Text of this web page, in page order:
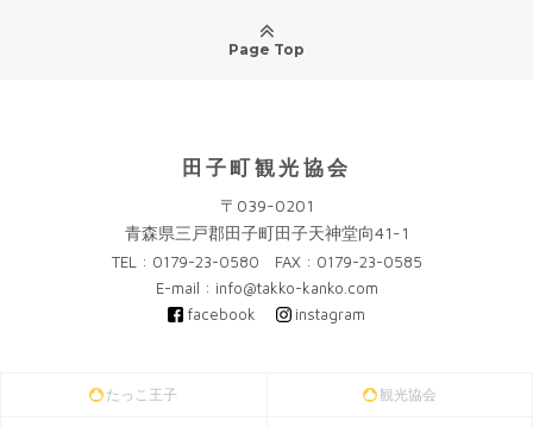
Page Top
田子町観光協会
〒039-0201
青森県三戸郡田子町田子天神堂向41-1
TEL : 0179-23-0580 FAX : 0179-23-0585
E-mail : info@takko-kanko.com
facebook
instagram
たっこ王子 観光協会